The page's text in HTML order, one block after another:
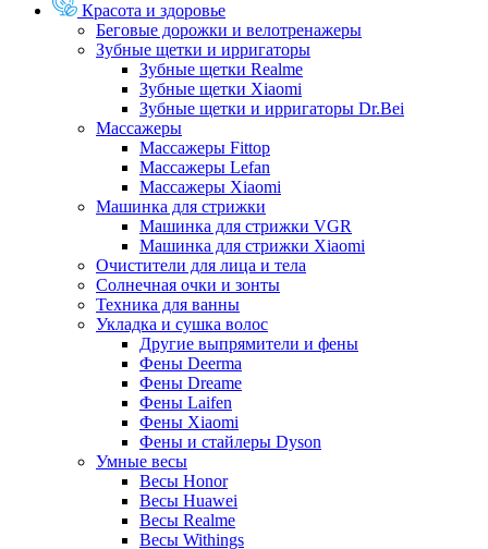
Красота и здоровье
Беговые дорожки и велотренажеры
Зубные щетки и ирригаторы
Зубные щетки Realme
Зубные щетки Xiaomi
Зубные щетки и ирригаторы Dr.Bei
Массажеры
Массажеры Fittop
Массажеры Lefan
Массажеры Xiaomi
Машинка для стрижки
Машинка для стрижки VGR
Машинка для стрижки Xiaomi
Очистители для лица и тела
Солнечная очки и зонты
Техника для ванны
Укладка и сушка волос
Другие выпрямители и фены
Фены Deerma
Фены Dreame
Фены Laifen
Фены Xiaomi
Фены и стайлеры Dyson
Умные весы
Весы Honor
Весы Huawei
Весы Realme
Весы Withings